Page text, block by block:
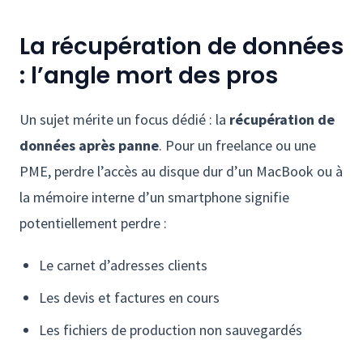
La récupération de données
: l’angle mort des pros
Un sujet mérite un focus dédié : la récupération de
données après panne. Pour un freelance ou une
PME, perdre l’accès au disque dur d’un MacBook ou à
la mémoire interne d’un smartphone signifie
potentiellement perdre :
Le carnet d’adresses clients
Les devis et factures en cours
Les fichiers de production non sauvegardés